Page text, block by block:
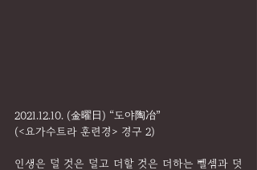
2021.12.10. (金曜日) “도야陶冶”
(<요가수트라 훈련경> 경구 2)
인생은 덜 것은 덜고 더할 것은 더하는 뻴셈과 덧